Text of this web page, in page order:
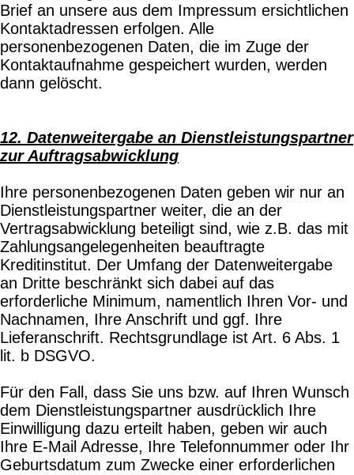
Brief an unsere aus dem Impressum ersichtlichen
Kontaktadressen erfolgen. Alle
personenbezogenen Daten, die im Zuge der
Kontaktaufnahme gespeichert wurden, werden
dann gelöscht.
12. Datenweitergabe an Dienstleistungspartner
zur Auftragsabwicklung
Ihre personenbezogenen Daten geben wir nur an
Dienstleistungspartner weiter, die an der
Vertragsabwicklung beteiligt sind, wie z.B. das mit
Zahlungsangelegenheiten beauftragte
Kreditinstitut. Der Umfang der Datenweitergabe
an Dritte beschränkt sich dabei auf das
erforderliche Minimum, namentlich Ihren Vor- und
Nachnamen, Ihre Anschrift und ggf. Ihre
Lieferanschrift. Rechtsgrundlage ist Art. 6 Abs. 1
lit. b DSGVO.
Für den Fall, dass Sie uns bzw. auf Ihren Wunsch
dem Dienstleistungspartner ausdrücklich Ihre
Einwilligung dazu erteilt haben, geben wir auch
Ihre E-Mail Adresse, Ihre Telefonnummer oder Ihr
Geburtsdatum zum Zwecke einer erforderlichen